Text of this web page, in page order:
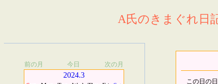
A氏のきまぐれ日
前の月 今日 次の月
2024.3
この日の